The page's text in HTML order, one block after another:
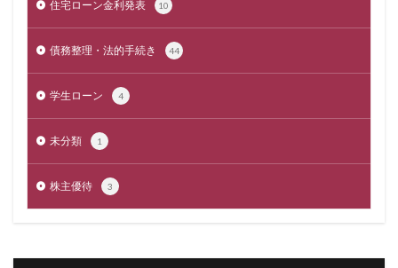
住宅ローン金利発表 10
債務整理・法的手続き 44
学生ローン 4
未分類 1
株主優待 3